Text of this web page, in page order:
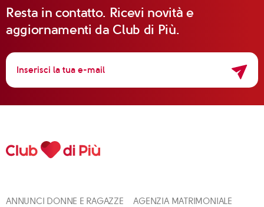
Resta in contatto. Ricevi novità e
aggiornamenti da Club di Più.
ANNUNCI DONNE E RAGAZZE
AGENZIA MATRIMONIALE